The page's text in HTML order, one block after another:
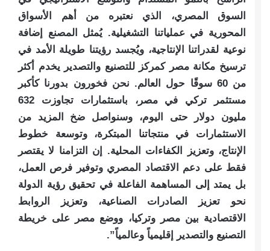
السوق المصري، الذي نعتبره من أهم الأسواق
المحورية في عملياتنا التشغيلية. يُمثل المصنع إضافة
نوعية لقدراتنا الإنتاجية، ويُجسد رؤيتنا طويلة الأمد في
ترسيخ مكانة مصر كمركز للتصنيع والتصدير يخدم أكثر
من 60 سوقًا حول العالم. نحن فخورون بدورنا كأكبر
مستثمر تركي في مصر، باستثمارات تجاوزت 632
مليون دولار حتى اليوم، وسنواصل ضخ المزيد من
الاستثمارات في منتجاتنا المبتكرة، وتوسعة خطوط
الإنتاج، وتعزيز الكفاءات المحلية. إن التزامنا لا يقتصر
فقط على دعم الاقتصاد المصري وتوفير فرص العمل،
بل يمتد إلى المساهمة الفاعلة في تحقيق رؤية الدولة
نحو تعزيز الصادرات الصناعية، وتعزيز الروابط
الاقتصادية بين مصر وتركيا، ووضع مصر على خريطة
التصنيع والتصدير إقليمياً وعالمياً”.